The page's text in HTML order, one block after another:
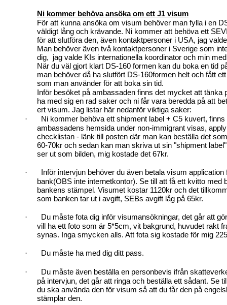
Ni kommer behöva ansöka om ett J1 visum
För att kunna ansöka om visum behöver man fylla i en
väldigt lång och krävande. Ni kommer att behöva ett
för att slutföra den, även kontaktpersoner i USA, jag
Man behöver även två kontaktpersoner i Sverige som
dig, jag valde KIs internationella koordinator och min
När du väl gjort klart DS-160 formen kan du boka en tid
man behöver då ha slutfört DS-160formen helt och fått
som man använder för att boka sin tid.
Inför besöket på ambassaden finns det mycket att tänka
ha med sig en rad saker och ni får vara beredda på att
ert visum. Jag listar här nedanför viktiga saker:
·
Ni kommer behöva ett shipment label + C5 kuvert, finns
ambassadens hemsida under non-immigrant visas,
checklistan - länk till posten där man kan beställa det
60-70kr och sedan kan man skriva ut sin "shipment
ser ut som bilden, mig kostade det 67kr.
·
Inför intervjun behöver du även betala visum application
bank(OBS inte internetkontor). Se till att få ett kvitto med
bankens stämpel. Visumet kostar 1120kr och det
som banken tar ut i avgift, SEBs avgift låg på 65kr.
·
Du måste fota dig inför visumansökningar, det går att
vill ha ett foto som är 5*5cm, vit bakgrund, huvudet rakt
synas. Inga smycken alls. Att fota sig kostade för mig
· Du måste ha med dig ditt pass.
·
Du måste även beställa en personbevis ifrån
på intervjun, det går att ringa och beställa ett sådant. Se
du ska använda den för visum så att du får den på
stämplar den.